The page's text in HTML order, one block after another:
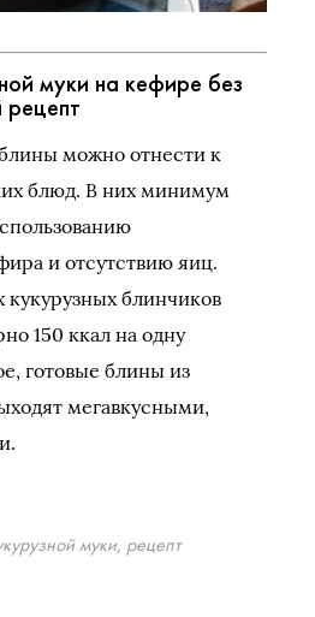
муки на кефире без
можно отнести к
блюд. В них минимум
и отсутствию яиц.
кукурузных блинчиков
150 ккал на одну
готовые блины из
мегавкусными,
муки, рецепт